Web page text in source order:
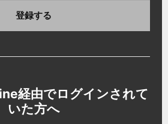
登録する
経由でログインされて
いた方へ